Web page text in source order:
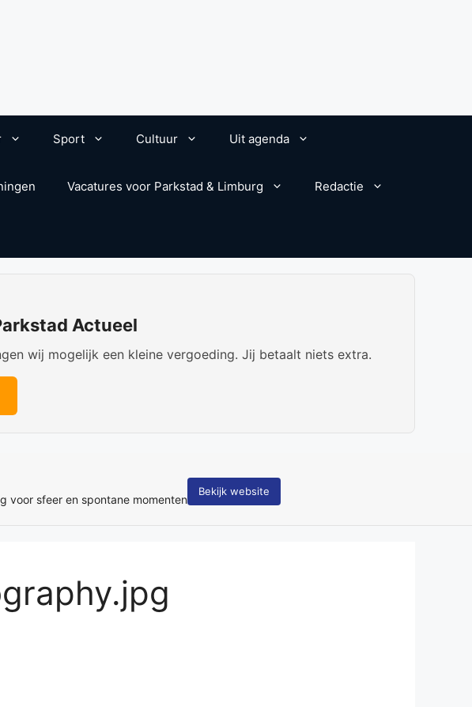
Sport Cultuur Uit agenda
Vacatures voor Parkstad & Limburg Redactie
Actueel
wij mogelijk een kleine vergoeding. Jij betaalt niets extra.
voor sfeer en spontane momenten
Bekijk website